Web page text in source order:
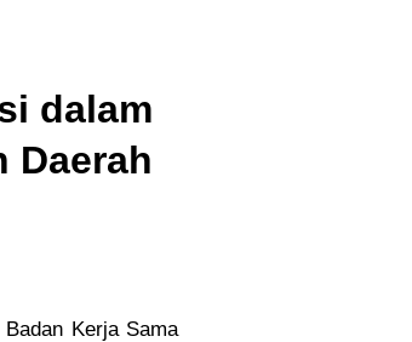
dalam
Daerah
Kerja Sama